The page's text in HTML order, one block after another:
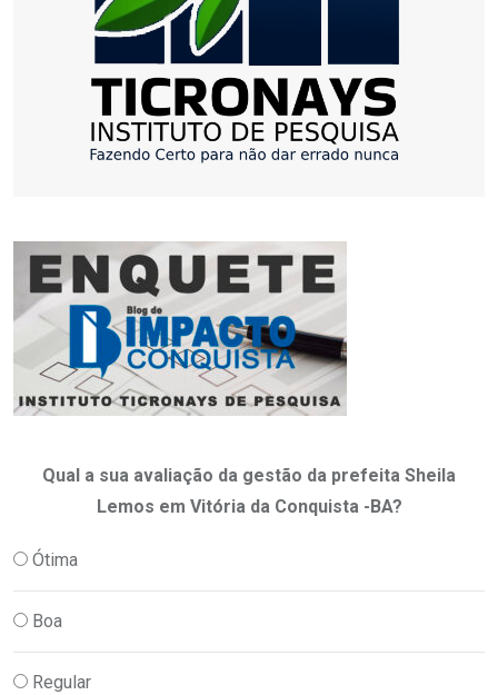
Qual a sua avaliação da gestão da prefeita Sheila
Lemos em Vitória da Conquista -BA?
Ótima
Boa
Regular